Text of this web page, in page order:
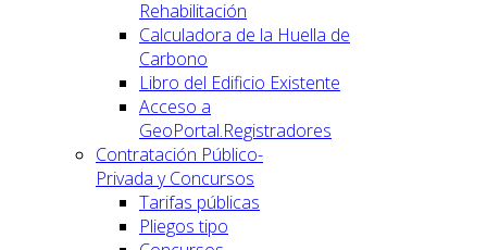
Rehabilitación
Calculadora de la Huella de
Carbono
Libro del Edificio Existente
Acceso a
GeoPortal.Registradores
Contratación Público-
Privada y Concursos
Tarifas públicas
Pliegos tipo